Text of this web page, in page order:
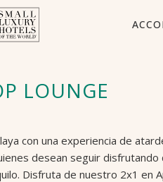
LOUNGE
con una experiencia de
desean seguir disfrutando
Disfruta de nuestro 2x1 en